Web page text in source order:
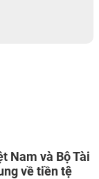
Nam và Bộ Tài
về tiền tệ